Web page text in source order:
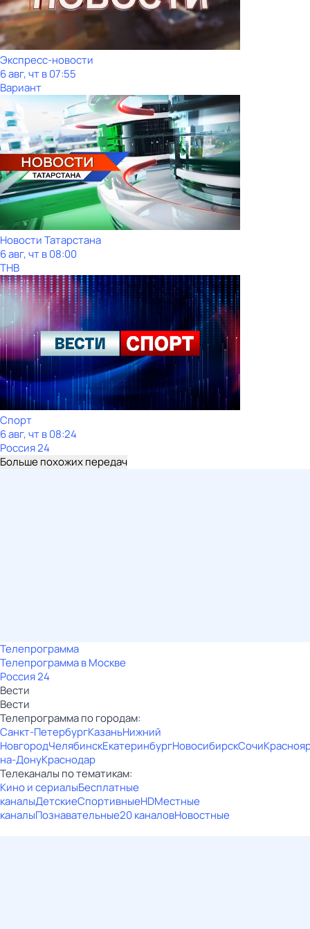
Экспресс-новости
6 авг, чт в 07:55
Вариант
Новости Татарстана
6 авг, чт в 08:00
ТНВ
Спорт
6 авг, чт в 08:24
Россия 24
Больше похожих передач
Телепрограмма
Телепрограмма в Москве
Россия 24
Вести
Вести
Телепрограмма по городам:
Санкт-ПетербургКазаньНижний
НовгородЧелябинскЕкатеринбургНовосибирскСочи
на-ДонуКраснодар
Телеканалы по тематикам:
Кино и сериалыБесплатные
каналыДетскиеСпортивныеHDМестные
каналыПознавательные20 каналовНовостные